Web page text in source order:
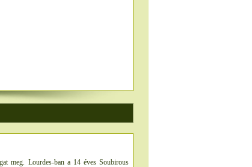
meg. Lourdes-ban a 14 éves Soubirous